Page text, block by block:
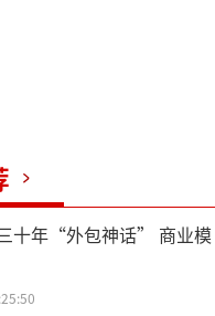
十年“外包神话” 商业模